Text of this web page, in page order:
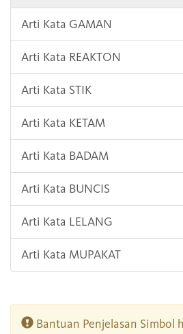
Arti Kata GAMAN
Arti Kata REAKTON
Arti Kata STIK
Arti Kata KETAM
Arti Kata BADAM
Arti Kata BUNCIS
Arti Kata LELANG
Arti Kata MUPAKAT
Bantuan Penjelasan Simbol